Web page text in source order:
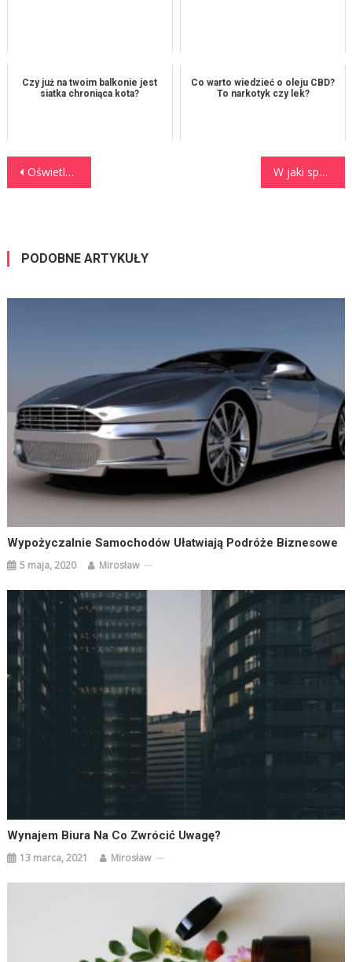
Czy już na twoim balkonie jest
siatka chroniąca kota?
Co warto wiedzieć o oleju CBD?
To narkotyk czy lek?
Nawigacja wpisu
Oświetlenie miejskie ulic i parków W jaki sposób szybko pozyskać lakiery hybrydowe?
PODOBNE ARTYKUŁY
Wypożyczalnie Samochodów Ułatwiają Podróże Biznesowe
5 maja, 2020 Mirosław
Wynajem Biura Na Co Zwrócić Uwagę?
13 marca, 2021 Mirosław